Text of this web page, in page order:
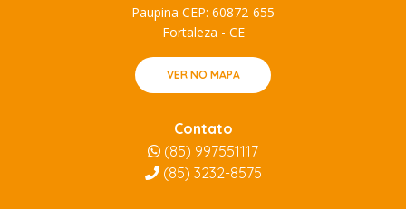
Paupina CEP: 60872-655
Fortaleza - CE
VER NO MAPA
Contato
(85) 997551117
(85) 3232-8575